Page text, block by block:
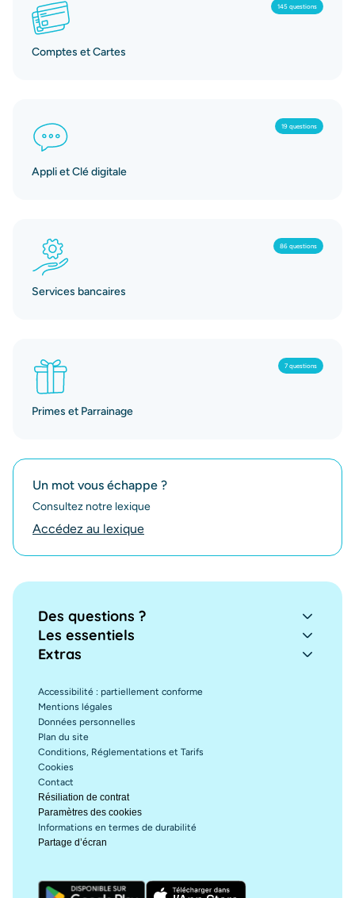
145 questions
Comptes et Cartes
19 questions
Appli et Clé digitale
86 questions
Services bancaires
7 questions
Primes et Parrainage
Un mot vous échappe ?
Consultez notre lexique
Accédez au lexique
Des questions ?
Les essentiels
Extras
Accessibilité : partiellement conforme
Mentions légales
Données personnelles
Plan du site
Conditions, Réglementations et Tarifs
Cookies
Contact
Résiliation de contrat
Paramètres des cookies
Informations en termes de durabilité
Partage d’écran